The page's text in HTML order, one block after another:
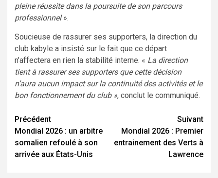
pleine réussite dans la poursuite de son parcours
professionnel».
Soucieuse de rassurer ses supporters, la direction du
club kabyle a insisté sur le fait que ce départ
n’affectera en rien la stabilité interne. « La direction
tient à rassurer ses supporters que cette décision
n’aura aucun impact sur la continuité des activités et le
bon fonctionnement du club », conclut le communiqué.
Navigation
d’article
Précédent
Mondial 2026 : un arbitre
somalien refoulé à son
arrivée aux États-Unis
Suivant
Mondial 2026 : Premier
entrainement des Verts à
Lawrence